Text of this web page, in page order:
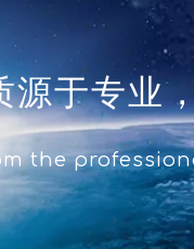
源于专业
the